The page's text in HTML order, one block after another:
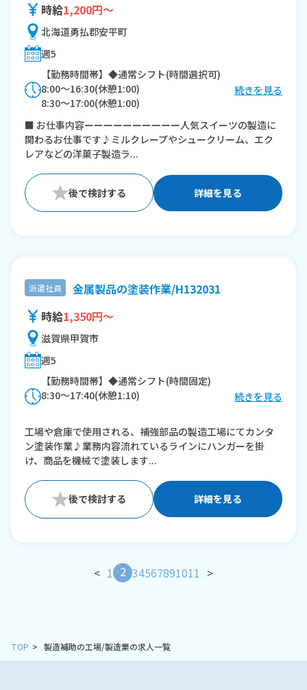
時給1,200円～
北海道勇払郡安平町
週5
【勤務時間帯】◆通常シフト(時間選択可)
8:00〜16:30(休憩1:00)
8:30〜17:00(休憩1:00)
※残業：10〜20時間程度/月
続きを見る
■ お仕事内容ーーーーーーーーーー人気スイーツの製造に
関わるお仕事です♪ミルクレープやシュークリーム、エク
レアなどの洋菓子製造ラ...
詳細を見る
派遣社員
金属製品の塗装作業/H132031
時給1,350円～
滋賀県甲賀市
週5
【勤務時間帯】◆通常シフト(時間固定)
8:30〜17:40(休憩1:10)
※残業：20〜40時間程度/月
続きを見る
工場や倉庫で使用される、補強部品の製造工場にてカンタ
ン塗装作業♪業務内容流れているラインにハンガーを掛
け、商品を機械で塗装します...
詳細を見る
< 1 2 34567891011 >
TOP 製造補助の工場/製造業の求人一覧